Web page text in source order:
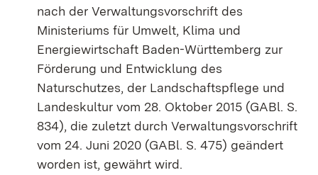
nach der Verwaltungsvorschrift des
Ministeriums für Umwelt, Klima und
Energiewirtschaft Baden-Württemberg zur
Förderung und Entwicklung des
Naturschutzes, der Landschaftspflege und
Landeskultur vom 28. Oktober 2015 (GABl. S.
834), die zuletzt durch Verwaltungsvorschrift
vom 24. Juni 2020 (GABl. S. 475) geändert
worden ist, gewährt wird.